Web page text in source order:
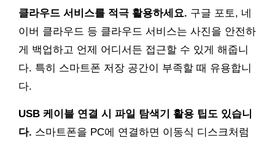
클라우드 서비스를 적극 활용하세요. 구글 포토, 네
이버 클라우드 등 클라우드 서비스는 사진을 안전하
게 백업하고 언제 어디서든 접근할 수 있게 해줍니
다. 특히 스마트폰 저장 공간이 부족할 때 유용합니
다.
USB 케이블 연결 시 파일 탐색기 활용 팁도 있습니
다. 스마트폰을 PC에 연결하면 이동식 디스크처럼